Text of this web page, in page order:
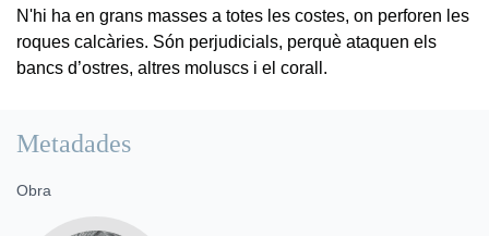
N'hi ha en grans masses a totes les costes, on perforen les
roques calcàries. Són perjudicials, perquè ataquen els
bancs d’ostres, altres moluscs i el corall.
Metadades
Obra